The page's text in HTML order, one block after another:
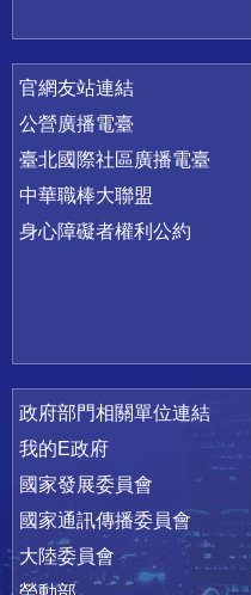
官網友站連結
公營廣播電臺
臺北國際社區廣播電臺
中華職棒大聯盟
身心障礙者權利公約
政府部門相關單位連結
我的E政府
國家發展委員會
國家通訊傳播委員會
大陸委員會